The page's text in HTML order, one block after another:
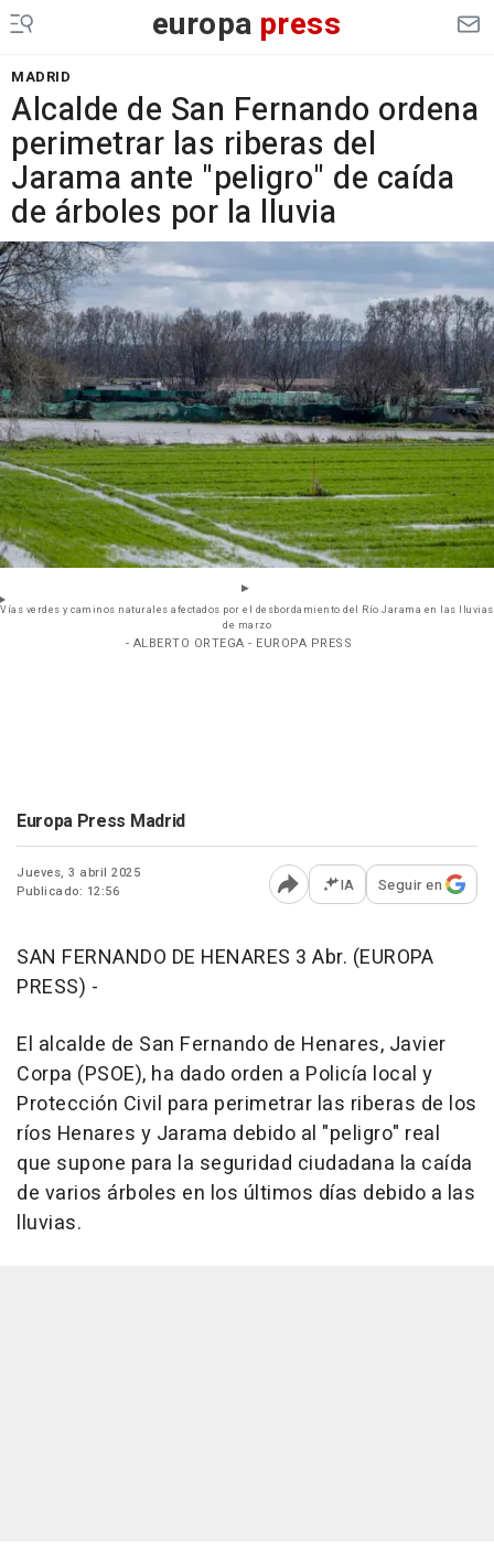
europa press
MADRID
Alcalde de San Fernando ordena
perimetrar las riberas del
Jarama ante "peligro" de caída
de árboles por la lluvia
Vías verdes y caminos naturales afectados por el desbordamiento del Río Jarama en las lluvias
de marzo
- ALBERTO ORTEGA - EUROPA PRESS
Europa Press Madrid
Jueves, 3 abril 2025
Publicado: 12:56
Abrir opciones para
IA Seguir en
SAN FERNANDO DE HENARES 3 Abr. (EUROPA
PRESS) -
El alcalde de San Fernando de Henares, Javier
Corpa (PSOE), ha dado orden a Policía local y
Protección Civil para perimetrar las riberas de los
ríos Henares y Jarama debido al "peligro" real
que supone para la seguridad ciudadana la caída
de varios árboles en los últimos días debido a las
lluvias.